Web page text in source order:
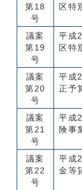
第18
号
区特
議案
第19
号
平成
区特
議案
第20
号
平成
正予
議案
第21
号
平成
険事
議案
第22
号
平成
金等